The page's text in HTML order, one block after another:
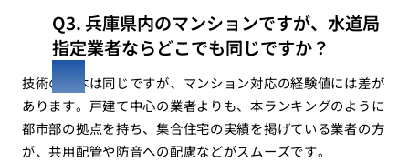
Q3. 兵庫県内のマンションですが、水道局
指定業者ならどこでも同じですか？
技術の基本は同じですが、マンション対応の経験値には差が
あります。戸建て中心の業者よりも、本ランキングのように
都市部の拠点を持ち、集合住宅の実績を掲げている業者の方
が、共用配管や防音への配慮などがスムーズです。